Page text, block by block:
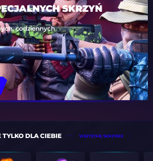
SKRZYŃ
codziennych
DLA CIEBIE WSZYSTKIE SKRZYNIE